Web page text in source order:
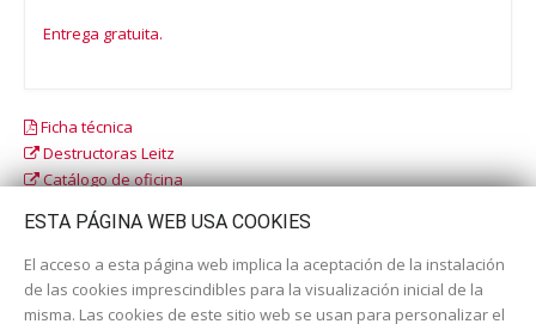
Entrega gratuita.
Ficha técnica
Destructoras Leitz
Catálogo de oficina
ESTA PÁGINA WEB USA COOKIES
El acceso a esta página web implica la aceptación de la instalación
de las cookies imprescindibles para la visualización inicial de la
misma. Las cookies de este sitio web se usan para personalizar el